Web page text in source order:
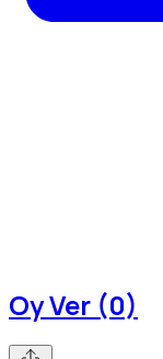
Oy Ver (0)